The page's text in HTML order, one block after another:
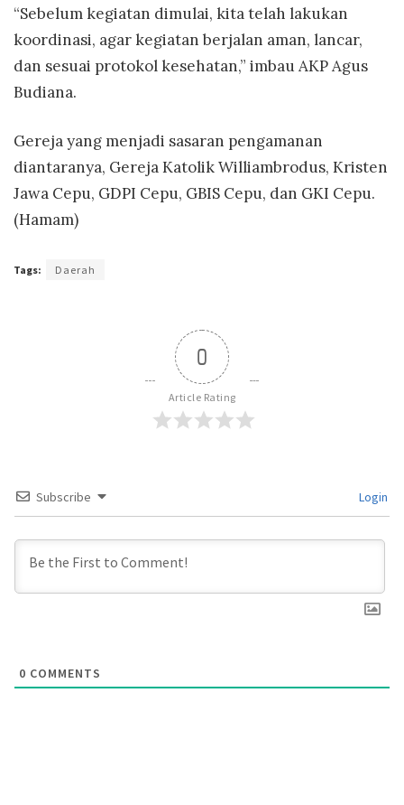
“Sebelum kegiatan dimulai, kita telah lakukan
koordinasi, agar kegiatan berjalan aman, lancar,
dan sesuai protokol kesehatan,” imbau AKP Agus
Budiana.
Gereja yang menjadi sasaran pengamanan
diantaranya, Gereja Katolik Williambrodus, Kristen
Jawa Cepu, GDPI Cepu, GBIS Cepu, dan GKI Cepu.
(Hamam)
Tags: Daerah
0
Article Rating
Subscribe Login
0 COMMENTS